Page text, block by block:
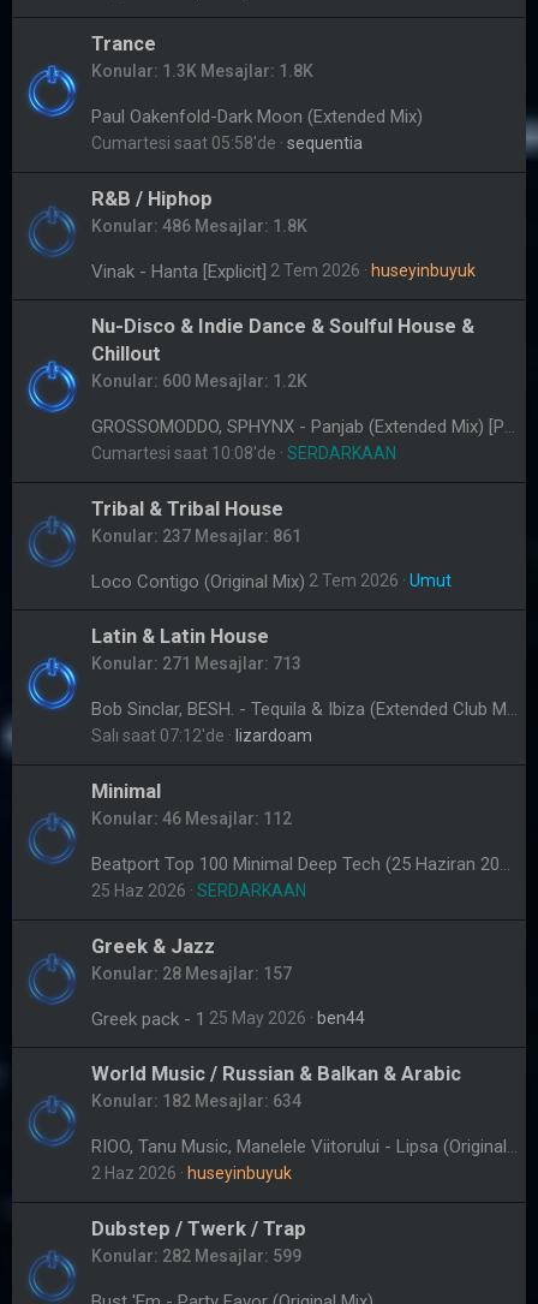
Trance
Konular 1.3K Mesajlar 1.8K
Paul Oakenfold-Dark Moon (Extended Mix)
Cumartesi saat 05:58'de sequentia
R&B / Hiphop
Konular 486 Mesajlar 1.8K
Vinak - Hanta [Explicit] 2 Tem 2026 huseyinbuyuk
Nu-Disco & Indie Dance & Soulful House &
Chillout
Konular 600 Mesajlar 1.2K
Cumartesi saat 10:08'de
SERDARKAAN
Tribal & Tribal House
Konular 237 Mesajlar 861
Loco Contigo (Original Mix) 2 Tem 2026 Umut
Latin & Latin House
Konular 271 Mesajlar 713
Salı saat 07:12'de
lizardoam
Minimal
Konular 46 Mesajlar 112
25 Haz 2026
SERDARKAAN
Greek & Jazz
Konular 28 Mesajlar 157
Greek pack - 1 25 May 2026 ben44
World Music / Russian & Balkan & Arabic
Konular 182 Mesajlar 634
2 Haz 2026
huseyinbuyuk
Dubstep / Twerk / Trap
Konular 282 Mesajlar 599